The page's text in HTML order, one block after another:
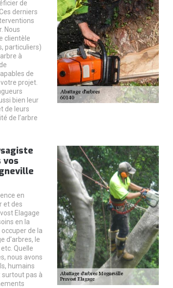
de
derniers
Nous
clientèle
particuliers)
à
de
projet.
bien leur
de leurs
de l’arbre
vos
en
et des
Elagage
en la
de la
d'arbres, le
Quelle
nous avons
humains
surtout pas à